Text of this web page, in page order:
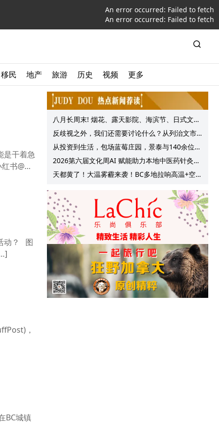
An error occurred: Failed to fetch
An error occurred: Failed to fetch
移民 地产 旅游 历史 视频 更多
是干着急
书@燕
动？ 图
，
BC城镇
八月长周末! 烟花、露天影院、海滨节、日式文化
节庆, 大温哥华各种精彩活动上线!
反歧视之外，我们还需要讨论什么？从列治文市
议会一项动议谈起
从投资到生活，包场蓝莓庄园，景泰与140余位客
户共享夏日”莓”好时光
2026第六届文化周AI 赋能助力本地中医药针灸服
务提质升级
天都黄了！大温雾霾来袭！BC多地拉响高温+空气